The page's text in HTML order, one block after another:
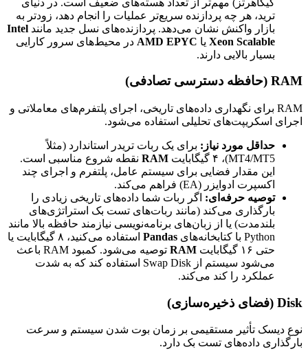
ترید، هر چه پردازنده سریع‌تر عملیات را انجام دهد، زودتر به
بازار واکنش نشان می‌دهد. پردازنده‌های نسل جدید مانند Intel
Xeon Scalable یا AMD EPYC در محیط‌های سرور کارایی
بسیار بالایی دارند.
RAM (حافظه دسترسی تصادفی)
RAM برای نگهداری داده‌های تاریخی، اجرای پلتفرم‌های معاملاتی و
اجرای اسکریپت‌های تحلیلی استفاده می‌شود.
حداقل مورد نیاز: برای یک ربات تریدر استاندارد (مثلاً
MT4/MT5)، ۴ گیگابایت
RAM نقطه شروع مناسبی است.
این مقدار فضایی برای سیستم عامل، پلتفرم و اجرای چند
اکسپرت ادوایزر (EA) فراهم می‌کند.
توصیه حرفه‌ای: اگر ربات شما داده‌های تاریخی زیادی را
بارگذاری می‌کند (مانند ربات‌های تست بک استراتژی‌های
بلندمدت) یا از زبان‌های برنامه‌نویسی نیازمند حافظه بالا مانند
Python با کتابخانه‌های
Pandas
استفاده می‌کنید، ۸ گیگابایت یا
حتی ۱۶ گیگابایت
RAM
توصیه می‌شود. کمبود RAM باعث
می‌شود سیستم از Swap Disk استفاده کند که به شدت
عملکرد را کند می‌کند.
Disk (فضای ذخیره‌سازی)
نوع دیسک تأثیر مستقیمی بر زمان بوت شدن سیستم و سرعت
بارگذاری داده‌های تست بک دارد.